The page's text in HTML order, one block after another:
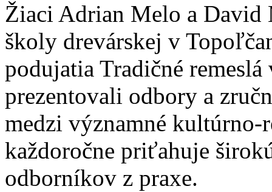
Žiaci Adrian Melo a David
školy drevárskej v
podujatia Tradičné
prezentovali odbory a
medzi významné kultúrno-
každoročne priťahuje
odborníkov z praxe.